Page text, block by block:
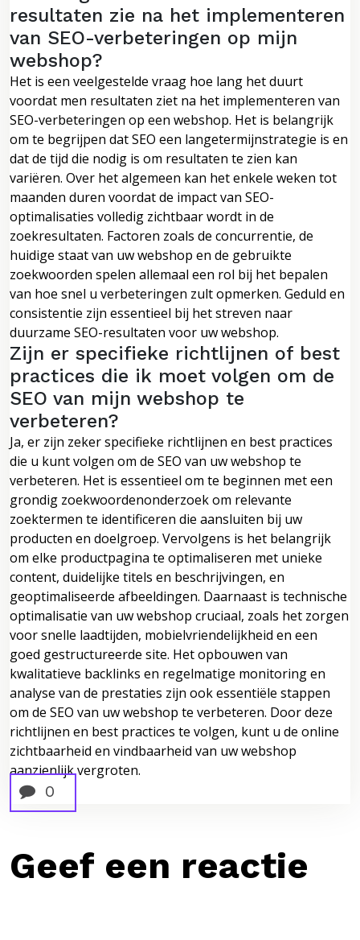
resultaten zie na het implementeren
van SEO-verbeteringen op mijn
webshop?
Het is een veelgestelde vraag hoe lang het duurt
voordat men resultaten ziet na het implementeren van
SEO-verbeteringen op een webshop. Het is belangrijk
om te begrijpen dat SEO een langetermijnstrategie is en
dat de tijd die nodig is om resultaten te zien kan
variëren. Over het algemeen kan het enkele weken tot
maanden duren voordat de impact van SEO-
optimalisaties volledig zichtbaar wordt in de
zoekresultaten. Factoren zoals de concurrentie, de
huidige staat van uw webshop en de gebruikte
zoekwoorden spelen allemaal een rol bij het bepalen
van hoe snel u verbeteringen zult opmerken. Geduld en
consistentie zijn essentieel bij het streven naar
duurzame SEO-resultaten voor uw webshop.
Zijn er specifieke richtlijnen of best
practices die ik moet volgen om de
SEO van mijn webshop te
verbeteren?
Ja, er zijn zeker specifieke richtlijnen en best practices
die u kunt volgen om de SEO van uw webshop te
verbeteren. Het is essentieel om te beginnen met een
grondig zoekwoordenonderzoek om relevante
zoektermen te identificeren die aansluiten bij uw
producten en doelgroep. Vervolgens is het belangrijk
om elke productpagina te optimaliseren met unieke
content, duidelijke titels en beschrijvingen, en
geoptimaliseerde afbeeldingen. Daarnaast is technische
optimalisatie van uw webshop cruciaal, zoals het zorgen
voor snelle laadtijden, mobielvriendelijkheid en een
goed gestructureerde site. Het opbouwen van
kwalitatieve backlinks en regelmatige monitoring en
analyse van de prestaties zijn ook essentiële stappen
om de SEO van uw webshop te verbeteren. Door deze
richtlijnen en best practices te volgen, kunt u de online
zichtbaarheid en vindbaarheid van uw webshop
aanzienlijk vergroten.
0
Geef een reactie